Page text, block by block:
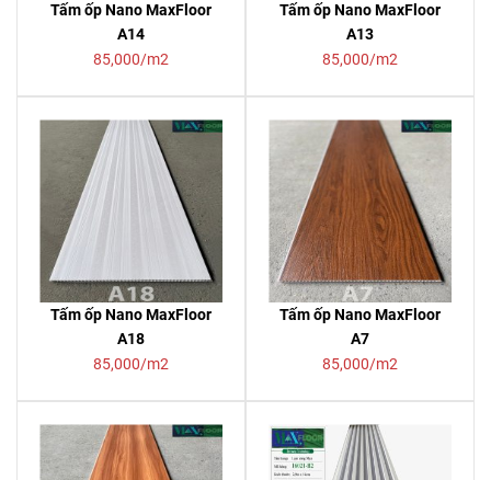
Tấm ốp Nano MaxFloor
A14
85,000/m2
Tấm ốp Nano MaxFloor
A13
85,000/m2
Tấm ốp Nano MaxFloor
A18
85,000/m2
Tấm ốp Nano MaxFloor
A7
85,000/m2